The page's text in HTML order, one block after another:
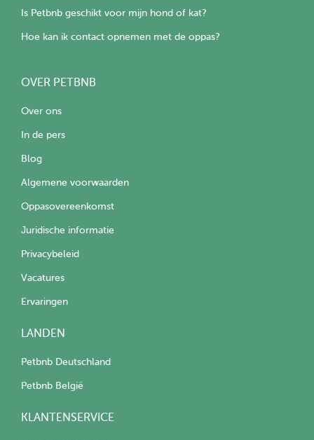
Is Petbnb geschikt voor mijn hond of kat?
Hoe kan ik contact opnemen met de oppas?
OVER PETBNB
Over ons
In de pers
Blog
Algemene voorwaarden
Oppasovereenkomst
Juridische informatie
Privacybeleid
Vacatures
Ervaringen
LANDEN
Petbnb Deutschland
Petbnb België
KLANTENSERVICE